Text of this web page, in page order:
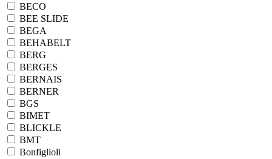
BECO
BEE SLIDE
BEGA
BEHABELT
BERG
BERGES
BERNAIS
BERNER
BGS
BIMET
BLICKLE
BMT
Bonfiglioli